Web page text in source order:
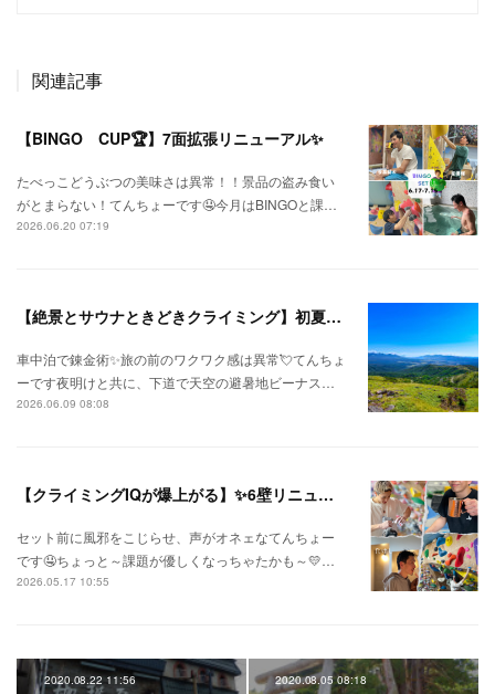
関連記事
【BINGO CUP🏆】7面拡張リニューアル✨
たべっこどうぶつの美味さは異常！！景品の盗み食い
がとまらない！てんちょーです🤤今月はBINGOと課…
2026.06.20 07:19
【絶景とサウナときどきクライミング】初夏の信州ひとり旅⛅
車中泊で錬金術✨旅の前のワクワク感は異常💘てんちょ
ーです夜明けと共に、下道で天空の避暑地ビーナス…
2026.06.09 08:08
【クライミングIQが爆上がる】✨6壁リニューアル✨
セット前に風邪をこじらせ、声がオネェなてんちょー
です🤤ちょっと～課題が優しくなっちゃたかも～💛…
2026.05.17 10:55
2020.08.22 11:56 2020.08.05 08:18